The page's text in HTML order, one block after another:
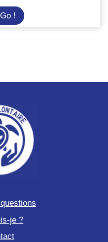
Go ! Recherche
sur
du
Sud
je ?